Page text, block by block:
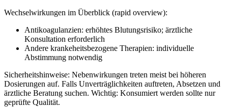
Wechselwirkungen im Überblick (rapid overview):
Antikoagulanzien: erhöhtes Blutungsrisiko; ärztliche
Konsultation erforderlich
Andere krankeheitsbezogene Therapien: individuelle
Abstimmung notwendig
Sicherheitshinweise: Nebenwirkungen treten meist bei höheren
Dosierungen auf. Falls Unverträglichkeiten auftreten, Absetzen und
ärztliche Beratung suchen. Wichtig: Konsumiert werden sollte nur
geprüfte Qualität.